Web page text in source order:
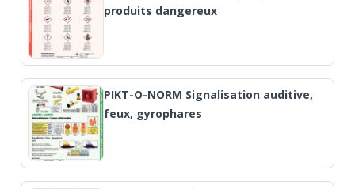
produits dangereux
PIKT-O-NORM Signalisation auditive,
feux, gyrophares